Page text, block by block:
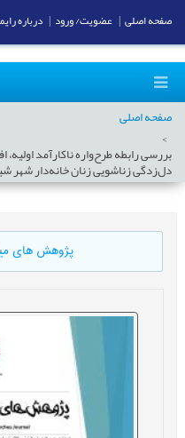
صفحه اصلی
بررسی رابطه طرح‌واره ناکارآمد
دل‌زدگی زناشویی زنان خانه‌دار شهر
پژوهش های
صفحه اصلی عضویت/ ورود درباره